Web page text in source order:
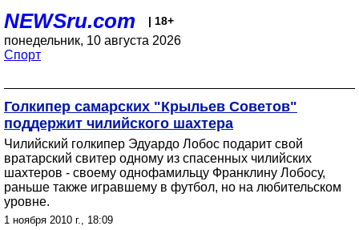
NEWSru.com | 18+
понедельник, 10 августа 2026
Спорт
Голкипер самарских "Крыльев Советов"
поддержит чилийского шахтера
Чилийский голкипер Эдуардо Лобос подарит свой
вратарский свитер одному из спасенных чилийских
шахтеров - своему однофамильцу Франклину Лобосу,
раньше также игравшему в футбол, но на любительском
уровне.
1 ноября 2010 г., 18:09